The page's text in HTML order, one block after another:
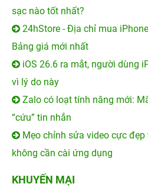
sạc nào tốt nhất?
24hStore - Địa chỉ mua
Bảng giá mới nhất
iOS 26.6 ra mắt, người dùng
vì lý do này
Zalo có loạt tính năng mới:
“cứu” tin nhắn
Mẹo chỉnh sửa video cực
không cần cài ứng dụng
KHUYẾN MẠI